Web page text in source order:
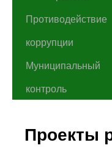
Противодействие
коррупции
Муниципальный
контроль
Проекты